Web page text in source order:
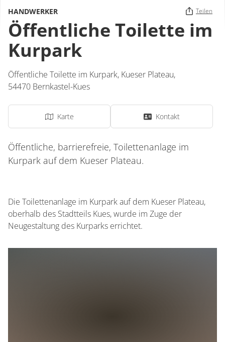
HANDWERKER Teilen
Öffentliche Toilette im
Kurpark
Öffentliche Toilette im Kurpark, Kueser Plateau,
54470 Bernkastel-Kues
Karte Kontakt
Öffentliche, barrierefreie, Toilettenanlage im
Kurpark auf dem Kueser Plateau.
Die Toilettenanlage im Kurpark auf dem Kueser Plateau,
oberhalb des Stadtteils Kues, wurde im Zuge der
Neugestaltung des Kurparks errichtet.